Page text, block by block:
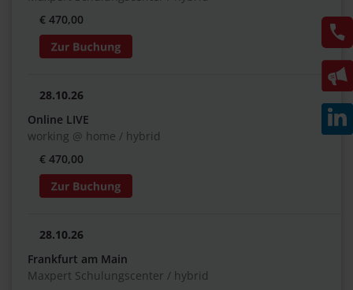
€ 470,00
28.10.26
Online LIVE
working @ home / hybrid
€ 470,00
28.10.26
Frankfurt am Main
Maxpert Schulungscenter / hybrid